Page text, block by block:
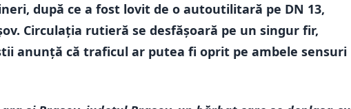
după ce a fost lovit de o autoutilitară pe DN 13,
Circulația rutieră se desfășoară pe un singur fir,
anunță că traficul ar putea fi oprit pe ambele sensuri